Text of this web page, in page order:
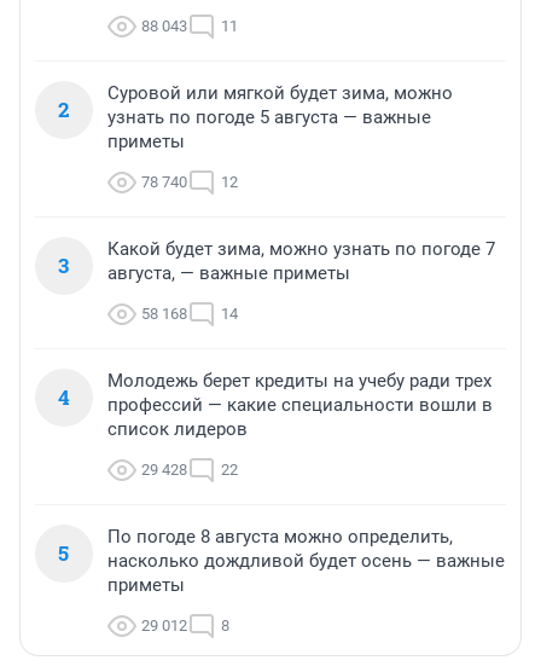
88 043 11
2
Суровой или мягкой будет зима, можно
узнать по погоде 5 августа — важные
приметы
78 740 12
3
Какой будет зима, можно узнать по погоде 7
августа, — важные приметы
58 168 14
4
Молодежь берет кредиты на учебу ради трех
профессий — какие специальности вошли в
список лидеров
29 428 22
5
По погоде 8 августа можно определить,
насколько дождливой будет осень — важные
приметы
29 012 8